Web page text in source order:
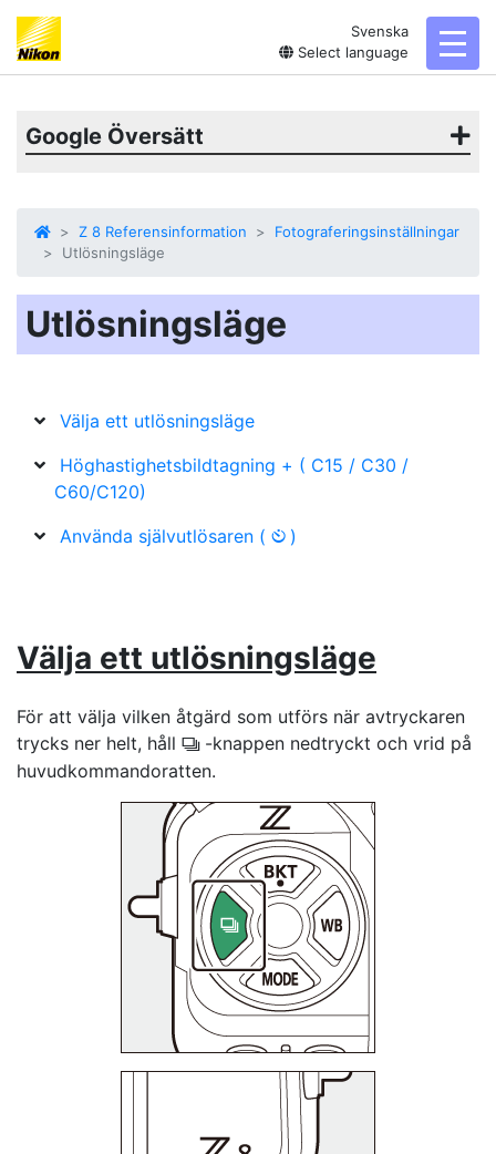
Svenska
Select language
Google Översätt
Z 8 Referensinformation
Fotograferingsinställningar
Utlösningsläge
Utlösningsläge
Välja ett utlösningsläge
Höghastighetsbildtagning + ( C15 / C30 /
C60/C120)
Använda självutlösaren ( E )
Välja ett utlösningsläge
För att välja vilken åtgärd som utförs när avtryckaren
trycks ner helt, håll c -knappen nedtryckt och vrid på
huvudkommandoratten.